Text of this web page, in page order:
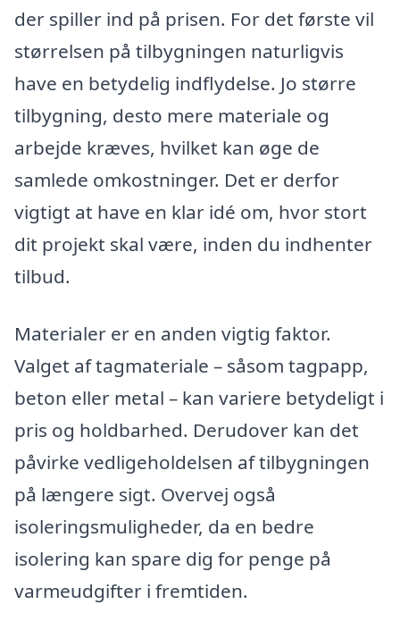
der spiller ind på prisen. For det første vil
størrelsen på tilbygningen naturligvis
have en betydelig indflydelse. Jo større
tilbygning, desto mere materiale og
arbejde kræves, hvilket kan øge de
samlede omkostninger. Det er derfor
vigtigt at have en klar idé om, hvor stort
dit projekt skal være, inden du indhenter
tilbud.
Materialer er en anden vigtig faktor.
Valget af tagmateriale – såsom tagpapp,
beton eller metal – kan variere betydeligt i
pris og holdbarhed. Derudover kan det
påvirke vedligeholdelsen af tilbygningen
på længere sigt. Overvej også
isoleringsmuligheder, da en bedre
isolering kan spare dig for penge på
varmeudgifter i fremtiden.